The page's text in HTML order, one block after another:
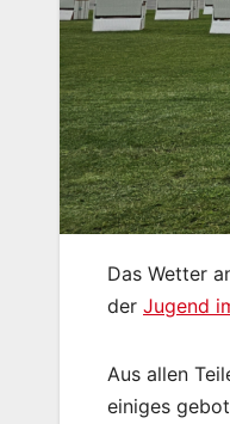
Das Wetter
der Jugend
Aus allen
einiges